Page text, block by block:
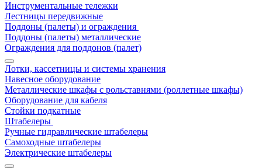
Инструментальные тележки
Лестницы передвижные
Поддоны (палеты) и ограждения
Поддоны (палеты) металлические
Ограждения для поддонов (палет)
Лотки, кассетницы и системы хранения
Навесное оборудование
Металлические шкафы с рольставнями (роллетные шкафы)
Оборудование для кабеля
Стойки подкатные
Штабелеры
Ручные гидравлические штабелеры
Самоходные штабелеры
Электрические штабелеры